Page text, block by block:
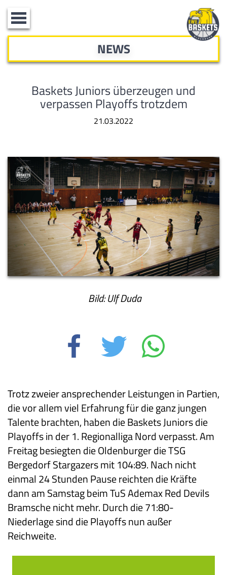
Toggle
navigation
NEWS
Baskets Juniors überzeugen und
verpassen Playoffs trotzdem
21.03.2022
Bild: Ulf Duda
Trotz zweier ansprechender Leistungen in Partien,
die vor allem viel Erfahrung für die ganz jungen
Talente brachten, haben die Baskets Juniors die
Playoffs in der 1. Regionalliga Nord verpasst. Am
Freitag besiegten die Oldenburger die TSG
Bergedorf Stargazers mit 104:89. Nach nicht
einmal 24 Stunden Pause reichten die Kräfte
dann am Samstag beim TuS Ademax Red Devils
Bramsche nicht mehr. Durch die 71:80-
Niederlage sind die Playoffs nun außer
Reichweite.